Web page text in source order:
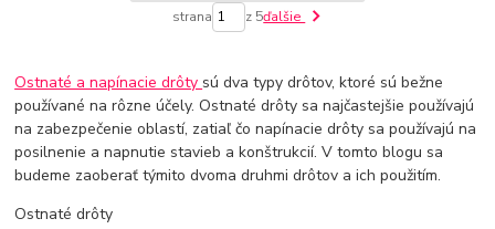
strana z 5ďalšie
Ostnaté a napínacie drôty sú dva typy drôtov, ktoré sú bežne
používané na rôzne účely. Ostnaté drôty sa najčastejšie používajú
na zabezpečenie oblastí, zatiaľ čo napínacie drôty sa používajú na
posilnenie a napnutie stavieb a konštrukcií. V tomto blogu sa
budeme zaoberať týmito dvoma druhmi drôtov a ich použitím.
Ostnaté drôty